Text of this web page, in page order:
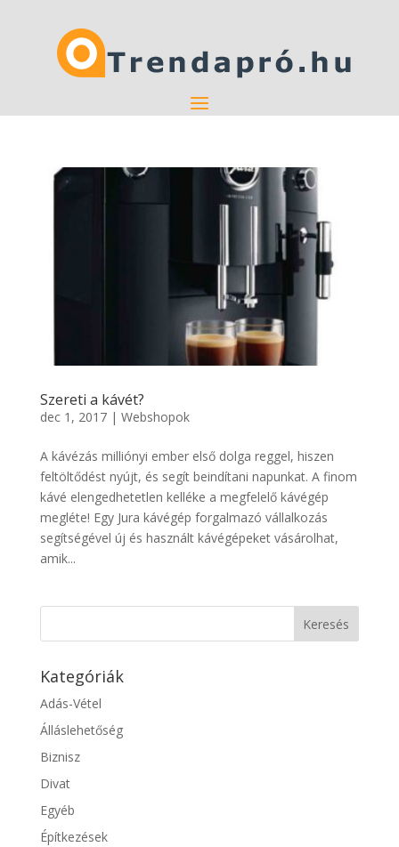
Szereti a kávét?
dec 1, 2017| Webshopok
A kávézás milliónyi ember első dolga reggel, hiszen
feltöltődést nyújt, és segít beindítani napunkat. A finom
kávé elengedhetetlen kelléke a megfelelő kávégép
megléte! Egy Jura kávégép forgalmazó vállalkozás
segítségével új és használt kávégépeket vásárolhat,
amik...
Kategóriák
Adás-Vétel
Álláslehetőség
Biznisz
Divat
Egyéb
Építkezések